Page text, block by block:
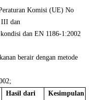
Komisi (UE) No
III dan
dan EN 1186-1:2002
berair dengan metode
Hasil dari
Kesimpulan